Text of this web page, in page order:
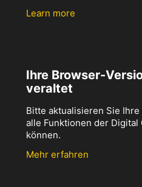
Learn more
Ihre Browser-
veraltet
Bitte aktualisieren Sie
alle Funktionen der
können.
Mehr erfahren